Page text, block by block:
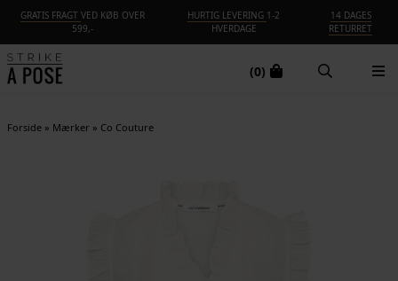
GRATIS FRAGT VED KØB OVER
599,-
HURTIG LEVERING 1-2
HVERDAGE
14 DAGES
RETURRET
(0)
Forside» Mærker » Co Couture